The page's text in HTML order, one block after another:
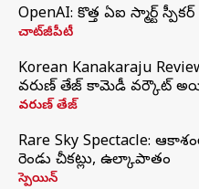
OpenAI: కొత్త ఏఐ స్మార్ట్
చాట్‌జీపీటీ
Korean Kanakaraju
వరుణ్ తేజ్ కామెడీ వర్కౌట్
వరుణ్ తేజ్
Rare Sky Spectacle:
రెండు చీకట్లు, ఉల్కాపాతం
స్పెయిన్